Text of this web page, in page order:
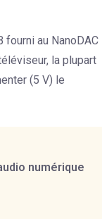
fourni au NanoDAC
la plupart
(5 V) le
numérique